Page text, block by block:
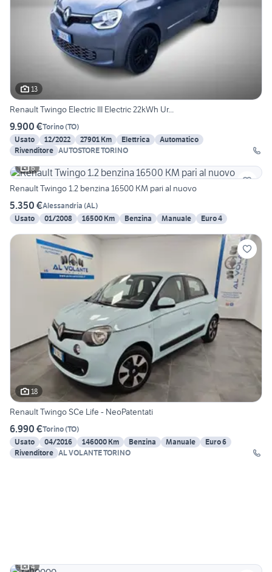
13
Renault Twingo Electric III Electric 22kWh Ur...
9.900 €Torino(TO)
Usato
12/2022 27901 Km Elettrica
Automatico
Rivenditore AUTOSTORE TORINO
6
Renault Twingo 1.2 benzina 16500 KM pari al nuovo
5.350 €Alessandria (AL)
Usato
01/2008 16500 Km Benzina Manuale Euro 4
18
Renault Twingo SCe Life - NeoPatentati
6.990 €Torino(TO)
Usato
04/2016 146000 Km Benzina Manuale
Euro 6
Rivenditore AL VOLANTE TORINO
4